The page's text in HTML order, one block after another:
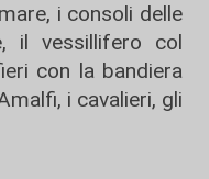
i consoli delle
il vessillifero col
con la bandiera
i cavalieri, gli